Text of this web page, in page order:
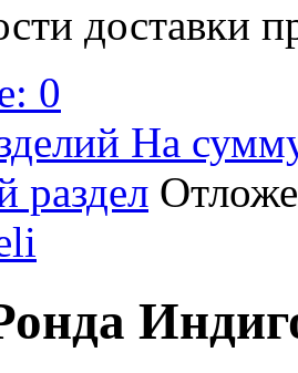
доставки
0
На
раздел